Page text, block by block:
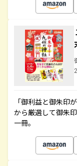
「御利益と御朱印
から厳選して御朱
一冊。